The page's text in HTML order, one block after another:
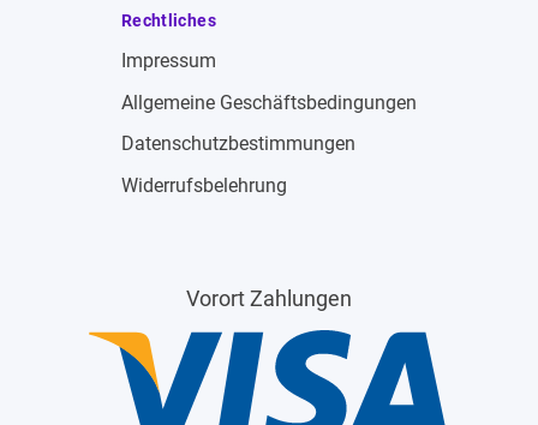
Rechtliches
Impressum
Allgemeine Geschäftsbedingungen
Datenschutzbestimmungen
Widerrufsbelehrung
Vorort Zahlungen